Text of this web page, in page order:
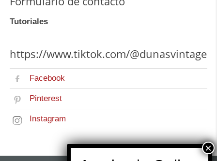
Tutoriales
https://www.tiktok.com/@dunasvintage
Facebook
Pinterest
Instagram